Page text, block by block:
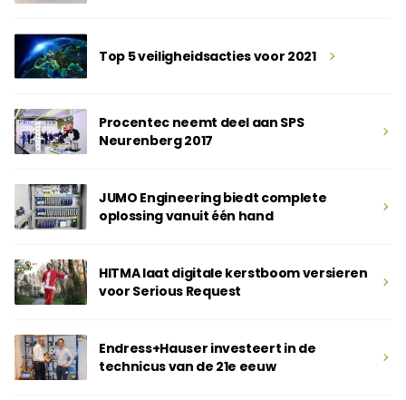
Top 5 veiligheidsacties voor 2021
Procentec neemt deel aan SPS
Neurenberg 2017
JUMO Engineering biedt complete
oplossing vanuit één hand
HITMA laat digitale kerstboom versieren
voor Serious Request
Endress+Hauser investeert in de
technicus van de 21e eeuw